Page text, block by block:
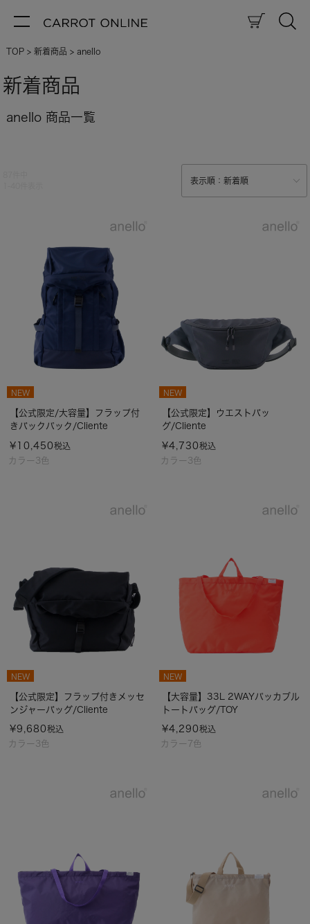
TOP 新着商品 anello
新着商品
anello 商品一覧
カラー3色
NEW
【公式限定/大容量】フラップ付
きバックパック/Cliente
¥ 10,450税込
カラー3色
NEW
【公式限定】ウエストバッ
グ/Cliente
¥4,730税込
カラー3色
NEW
【公式限定】フラップ付きメッセ
ンジャーバッグ/Cliente
¥9,680税込
カラー7色
NEW
【大容量】33L 2WAYパッカブル
トートバッグ/TOY
¥4,290税込